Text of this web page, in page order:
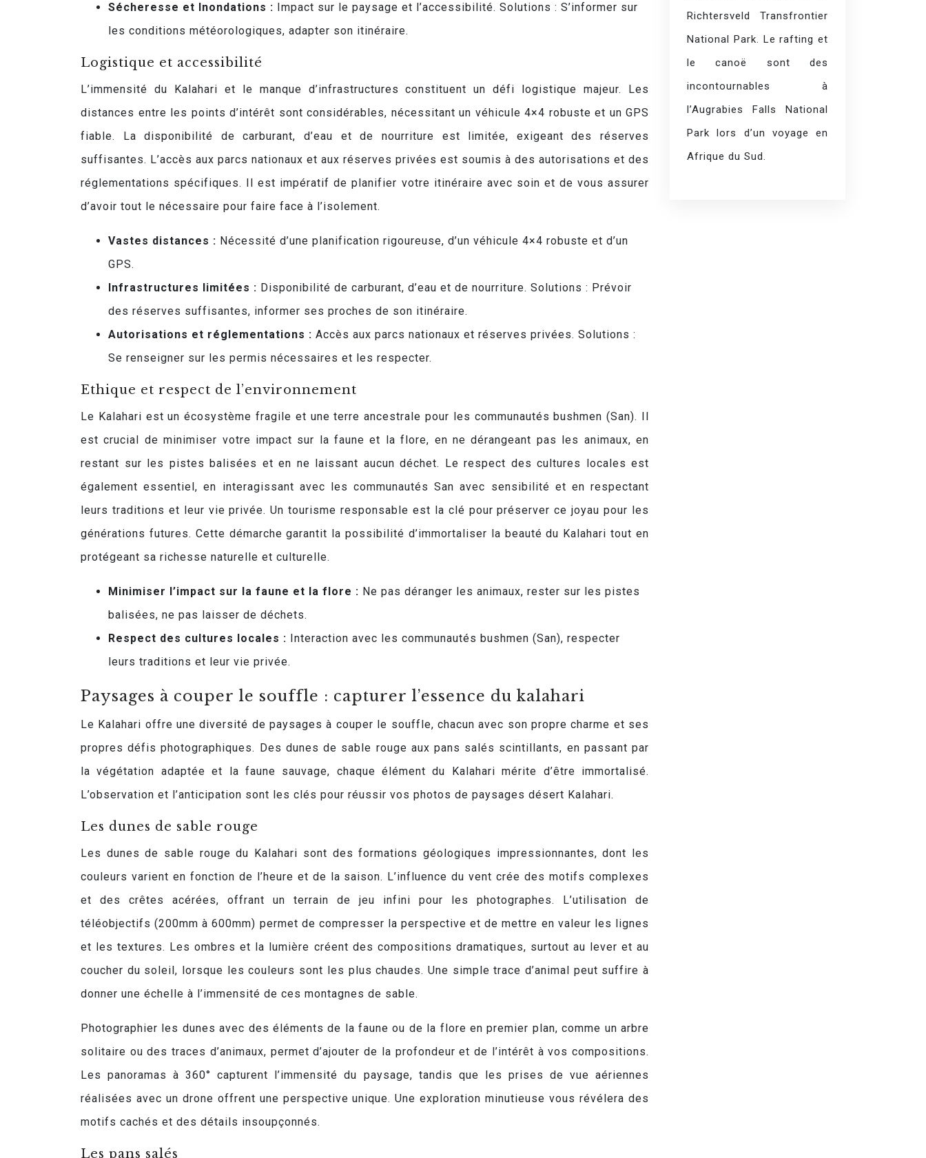
Sécheresse et Inondations : Impact sur le paysage et l’accessibilité. Solutions : S’informer sur
les conditions météorologiques, adapter son itinéraire.
Logistique et accessibilité
L’immensité du Kalahari et le manque d’infrastructures constituent un défi logistique majeur. Les
distances entre les points d’intérêt sont considérables, nécessitant un véhicule 4×4 robuste et un GPS
fiable. La disponibilité de carburant, d’eau et de nourriture est limitée, exigeant des réserves
suffisantes. L’accès aux parcs nationaux et aux réserves privées est soumis à des autorisations et des
réglementations spécifiques. Il est impératif de planifier votre itinéraire avec soin et de vous assurer
d’avoir tout le nécessaire pour faire face à l’isolement.
Vastes distances : Nécessité d’une planification rigoureuse, d’un véhicule 4×4 robuste et d’un
GPS.
Infrastructures limitées : Disponibilité de carburant, d’eau et de nourriture. Solutions : Prévoir
des réserves suffisantes, informer ses proches de son itinéraire.
Autorisations et réglementations : Accès aux parcs nationaux et réserves privées. Solutions :
Se renseigner sur les permis nécessaires et les respecter.
Ethique et respect de l’environnement
Le Kalahari est un écosystème fragile et une terre ancestrale pour les communautés bushmen (San). Il
est crucial de minimiser votre impact sur la faune et la flore, en ne dérangeant pas les animaux, en
restant sur les pistes balisées et en ne laissant aucun déchet. Le respect des cultures locales est
également essentiel, en interagissant avec les communautés San avec sensibilité et en respectant
leurs traditions et leur vie privée. Un tourisme responsable est la clé pour préserver ce joyau pour les
générations futures. Cette démarche garantit la possibilité d’immortaliser la beauté du Kalahari tout en
protégeant sa richesse naturelle et culturelle.
Minimiser l’impact sur la faune et la flore : Ne pas déranger les animaux, rester sur les pistes
balisées, ne pas laisser de déchets.
Respect des cultures locales : Interaction avec les communautés bushmen (San), respecter
leurs traditions et leur vie privée.
Paysages à couper le souffle : capturer l’essence du kalahari
Le Kalahari offre une diversité de paysages à couper le souffle, chacun avec son propre charme et ses
propres défis photographiques. Des dunes de sable rouge aux pans salés scintillants, en passant par
la végétation adaptée et la faune sauvage, chaque élément du Kalahari mérite d’être immortalisé.
L’observation et l’anticipation sont les clés pour réussir vos photos de paysages désert Kalahari.
Les dunes de sable rouge
Les dunes de sable rouge du Kalahari sont des formations géologiques impressionnantes, dont les
couleurs varient en fonction de l’heure et de la saison. L’influence du vent crée des motifs complexes
et des crêtes acérées, offrant un terrain de jeu infini pour les photographes. L’utilisation de
téléobjectifs (200mm à 600mm) permet de compresser la perspective et de mettre en valeur les lignes
et les textures. Les ombres et la lumière créent des compositions dramatiques, surtout au lever et au
coucher du soleil, lorsque les couleurs sont les plus chaudes. Une simple trace d’animal peut suffire à
donner une échelle à l’immensité de ces montagnes de sable.
Photographier les dunes avec des éléments de la faune ou de la flore en premier plan, comme un arbre
solitaire ou des traces d’animaux, permet d’ajouter de la profondeur et de l’intérêt à vos compositions.
Les panoramas à 360° capturent l’immensité du paysage, tandis que les prises de vue aériennes
réalisées avec un drone offrent une perspective unique. Une exploration minutieuse vous révélera des
motifs cachés et des détails insoupçonnés.
Les pans salés
Richtersveld Transfrontier
National Park. Le rafting et
le canoë sont des
incontournables à
l’Augrabies Falls National
Park lors d’un voyage en
Afrique du Sud.